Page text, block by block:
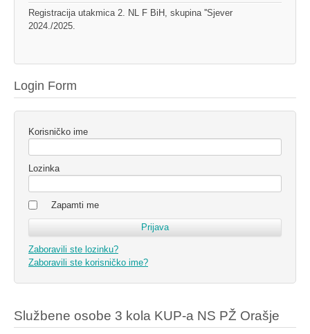
Registracija utakmica 2. NL F BiH, skupina ''Sjever
2024./2025.
Login Form
Korisničko ime
Lozinka
Zapamti me
Zaboravili ste lozinku?
Zaboravili ste korisničko ime?
Službene osobe 3 kola KUP-a NS PŽ Orašje